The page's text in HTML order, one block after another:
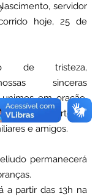
servidor
hoje, 25 de
de tristeza,
sinceras
em oração,
traga conforto ao
e amigos.
permanecerá
a partir das 13h na